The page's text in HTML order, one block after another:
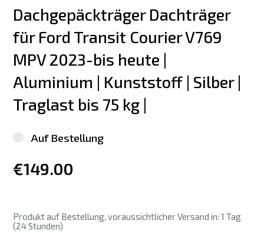
Dachgepäckträger Dachträger
für Ford Transit Courier V769
MPV 2023-bis heute |
Aluminium | Kunststoff | Silber |
Traglast bis 75 kg |
Auf Bestellung
€149.00
Produkt auf Bestellung, voraussichtlicher Versand in: 1 Tag
(24 Stunden)